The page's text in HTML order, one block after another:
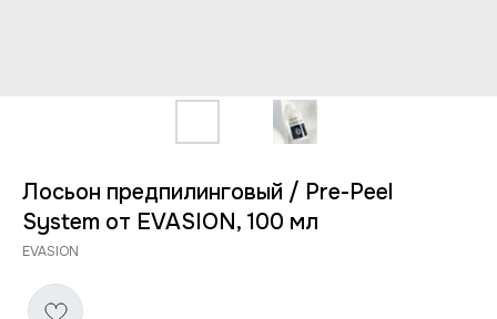
Лосьон предпилинговый / Pre-Peel
System от EVASION, 100 мл
EVASION